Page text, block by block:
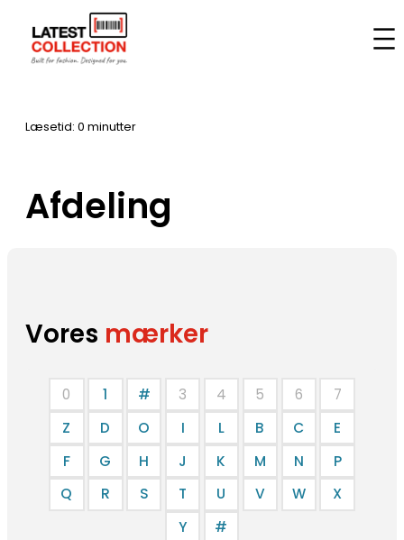
indhold
Hjem– Mærker–
Læsetid: 0 minutter
Afdeling
Vores mærker
0 1 # 3 4 5 6
7
Z
D O I L B C
E
F
G H J K M N
P
Q
R S T U V W
X
Y
#